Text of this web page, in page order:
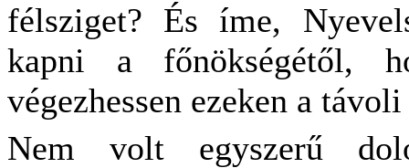
félsziget? És íme,
kapni a főnökségétől,
végezhessen ezeken a
Nem volt egyszerű